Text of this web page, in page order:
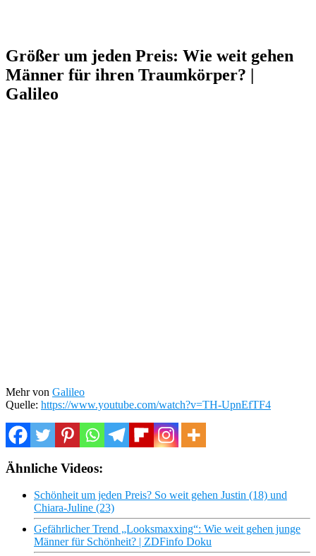
Größer um jeden Preis: Wie weit gehen
Männer für ihren Traumkörper? |
Galileo
Mehr von Galileo
Quelle: https://www.youtube.com/watch?v=TH-UpnEfTF4
Ähnliche Videos:
Schönheit um jeden Preis? So weit gehen Justin (18) und
Chiara-Juline (23)
Gefährlicher Trend „Looksmaxxing“: Wie weit gehen junge
Männer für Schönheit? | ZDFinfo Doku